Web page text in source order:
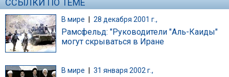
В мире | 28 декабря 2001 г.,
Рамсфельд: "Руководители "Аль-Каиды"
могут скрываться в Иране
В мире 31 января 2002 г.,